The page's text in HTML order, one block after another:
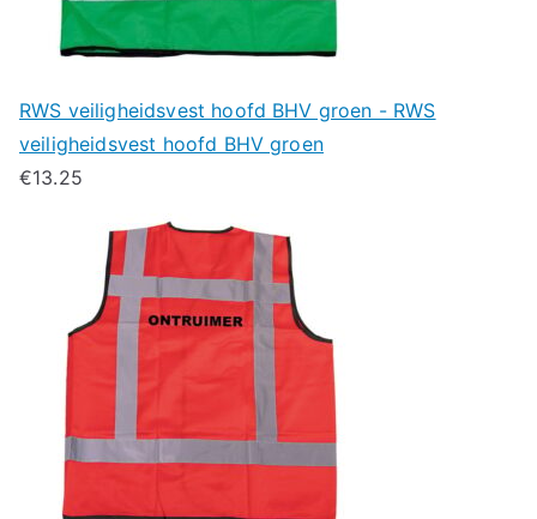
RWS veiligheidsvest hoofd BHV groen - RWS
veiligheidsvest hoofd BHV groen
€13.25